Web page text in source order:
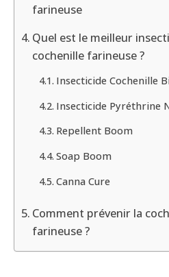
farineuse
Quel est le meilleur
cochenille farineuse ?
Insecticide Cochenille
Insecticide Pyréthrine
Repellent Boom
Soap Boom
Canna Cure
Comment prévenir la
farineuse ?